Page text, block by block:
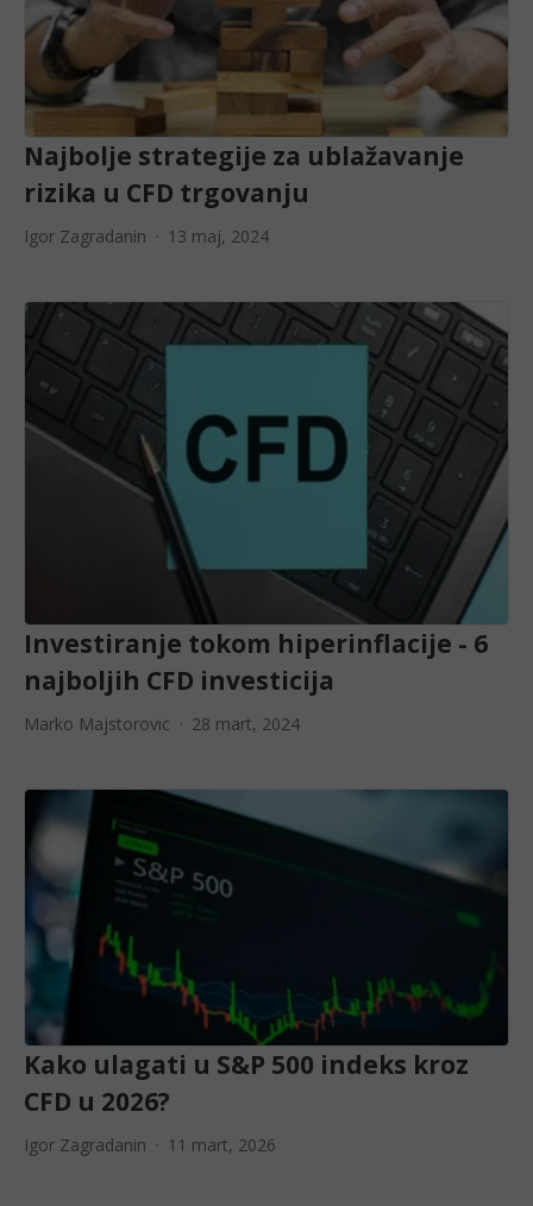
Najbolje strategije za ublažavanje
rizika u CFD trgovanju
Igor Zagradanin 13 maj, 2024
Investiranje tokom hiperinflacije - 6
najboljih CFD investicija
Marko Majstorovic 28 mart, 2024
Kako ulagati u S&P 500 indeks kroz
CFD u 2026?
Igor Zagradanin 11 mart, 2026